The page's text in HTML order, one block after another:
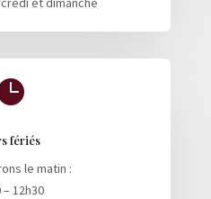
fériés
le matin :
– 12h30